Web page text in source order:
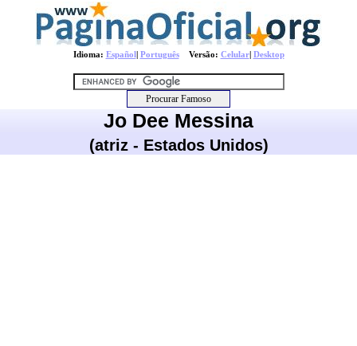
Idioma: Español| PortuguêsVersão: Celular| Desktop
Jo Dee Messina
(atriz - Estados Unidos)